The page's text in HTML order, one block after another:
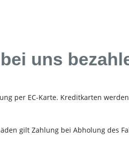
uns
per EC-Karte. Kreditkarten
gilt Zahlung bei Abholung des